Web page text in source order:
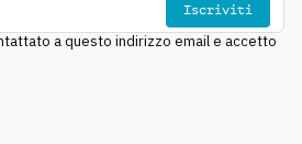
Iscriviti
a questo indirizzo email e accetto